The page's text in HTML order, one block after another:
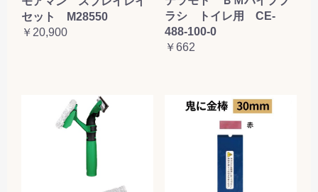
セット M28550
￥20,900
ラシ トイレ用 CE-
488-100-0
￥662